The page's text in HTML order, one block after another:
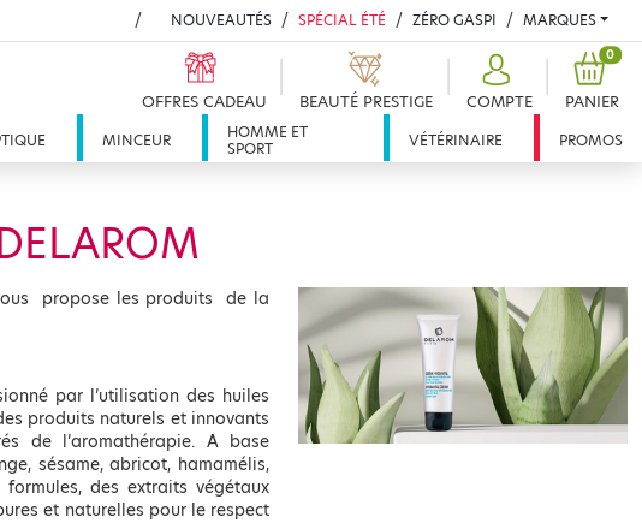
NOUVEAUTÉS SPÉCIAL ÉTÉ ZÉRO GASPI MARQUES
OFFRES CADEAU BEAUTÉ PRESTIGE COMPTE PANIER
0
MINCEUR
HOMME ET
SPORT
VÉTÉRINAIRE PROMOS
propose les produits de la
par l’utilisation des huiles
produits naturels et innovants
de l’aromathérapie. A base
sésame, abricot, hamamélis,
des extraits végétaux
et naturelles pour le respect